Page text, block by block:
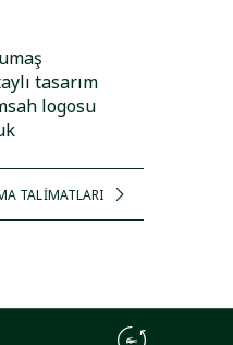
tasarım
logosu
TALİMATLARI